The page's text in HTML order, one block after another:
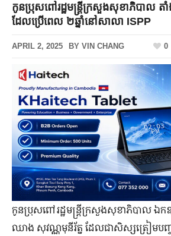
កូនប្រុសពៅរដ្ឋមន្រ្តីក្រសួងសុខាភិបាល តាំ
ដែលប្រើ​ពេល​ ២ឆ្នាំ​​នៅសាលា ISPP
APRIL 2, 2025 BY VIN CHANG 0
កូន​ប្រុស​ពៅរដ្ឋ​មន្រ្តី​ក្រសួង​សុខាភិបាល ឯក
ឈាង សុវណ្ណមុនីរ័ត្ន ដែល​ជា​សិស្ស​ត្រៀម​បញ្